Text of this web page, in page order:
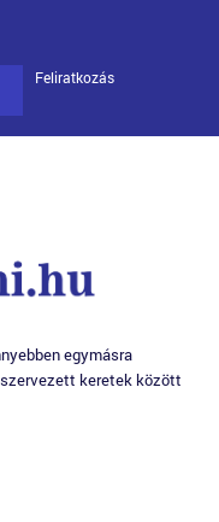
Feliratkozás
egymásra
keretek között